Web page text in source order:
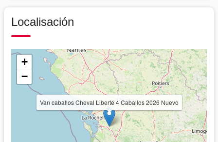
Localisación
Van caballos Cheval Liberté 4 Caballos 2026 Nuevo
+
−